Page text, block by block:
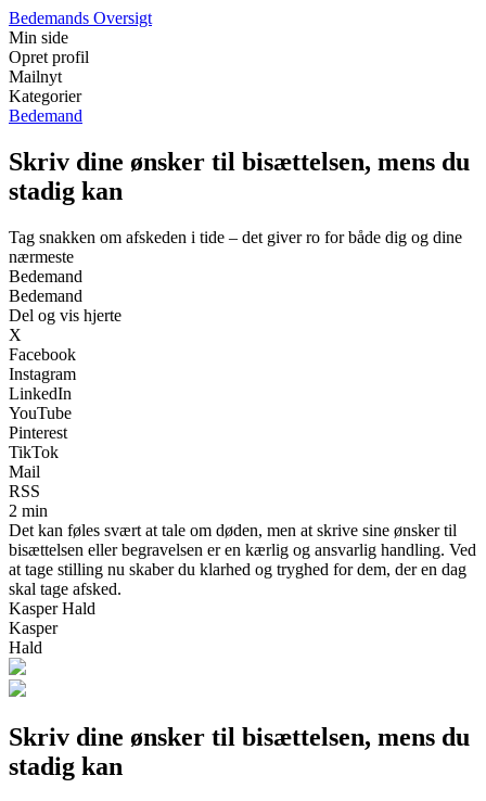
Bedemands Oversigt
Min side
Opret profil
Mailnyt
Kategorier
Bedemand
Skriv dine ønsker til bisættelsen, mens du
stadig kan
Tag snakken om afskeden i tide – det giver ro for både dig og dine
nærmeste
Bedemand
Bedemand
Del og vis hjerte
X
Facebook
Instagram
LinkedIn
YouTube
Pinterest
TikTok
Mail
RSS
2 min
Det kan føles svært at tale om døden, men at skrive sine ønsker til
bisættelsen eller begravelsen er en kærlig og ansvarlig handling. Ved
at tage stilling nu skaber du klarhed og tryghed for dem, der en dag
skal tage afsked.
Kasper Hald
Kasper
Hald
Skriv dine ønsker til bisættelsen, mens du
stadig kan